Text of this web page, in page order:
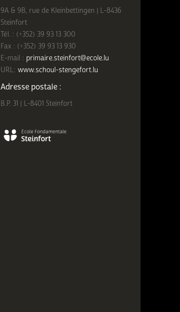
9A & 9B, rue de Kleinbettingen | L-8436
Steinfort
Tél. : (+352) 39 93 13 300
Fax : (+352) 39 93 13 930
E-mail : primaire.steinfort@ecole.lu
URL: www.schoul-stengefort.lu
Adresse postale :
B.P. 31 | L-8401 Steinfort